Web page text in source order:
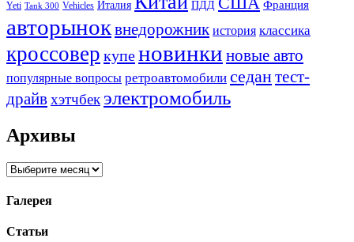
Yeti Tank 300 Vehicles Италия ПДД Франция
авторыноквнедорожник история классика
кроссовер купеновинки новые авто
популярные вопросы ретроавтомобили седантест-
драйвхэтчбек электромобиль
Архивы
Архивы
Галерея
Статьи